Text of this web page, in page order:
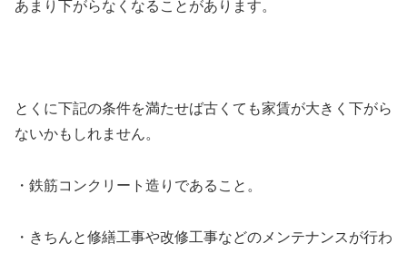
あまり下がらなくなることがあります。
とくに下記の条件を満たせば古くても家賃が大きく下がら
ないかもしれません。
・鉄筋コンクリート造りであること。
・きちんと修繕工事や改修工事などのメンテナンスが行わ